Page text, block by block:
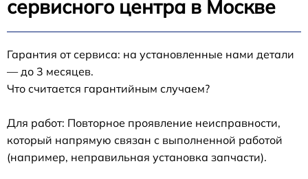
сервисного центра в Москве
Гарантия от сервиса: на установленные нами детали
— до 3 месяцев.
Что считается гарантийным случаем?
Для работ: Повторное проявление неисправности,
который напрямую связан с выполненной работой
(например, неправильная установка запчасти).